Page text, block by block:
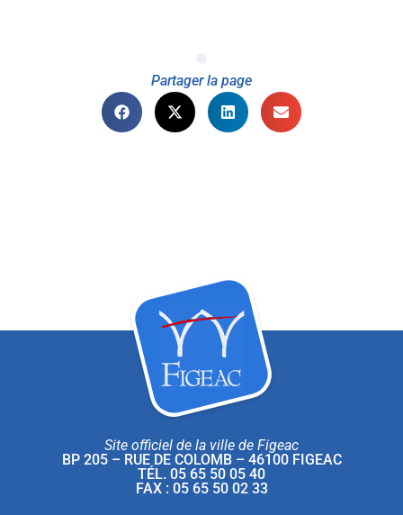
Partager la page
Site officiel de la ville de Figeac
BP 205 – RUE DE COLOMB – 46100 FIGEAC
TÉL. 05 65 50 05 40
FAX : 05 65 50 02 33